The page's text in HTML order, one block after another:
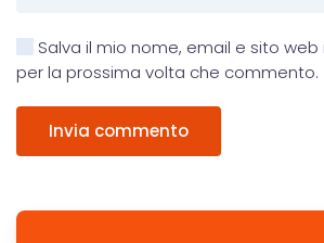
Salva il mio nome, email e sito
per la prossima volta che commento.
Invia commento